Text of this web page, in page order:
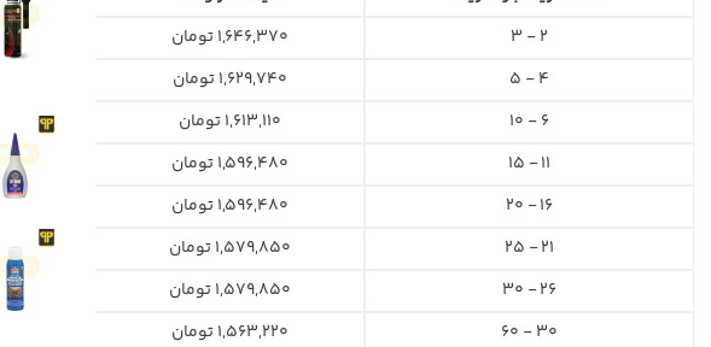
2 - 3
1,646,370تومان
4 - 5
1,629,740تومان
6 - 10
1,613,110تومان
11 - 15
1,596,480تومان
16 - 20
1,596,480تومان
21 - 25
1,579,850تومان
26 - 30
1,579,850تومان
30 - 60
1,563,220تومان